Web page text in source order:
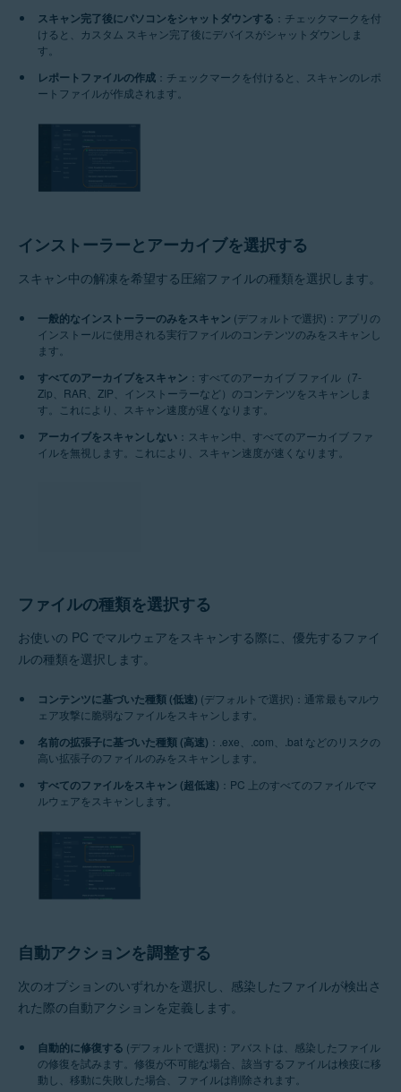
スキャン完了後にパソコンをシャットダウンする ：チェックマークを付
けると、カスタム スキャン完了後にデバイスがシャットダウンしま
す。
レポートファイルの作成 ：チェックマークを付けると、スキャンのレポ
ートファイルが作成されます。
インストーラーとアーカイブを選択する
スキャン中の解凍を希望する圧縮ファイルの種類を選択します。
一般的なインストーラーのみをスキャン (デフォルトで選択)：アプリの
インストールに使用される実行ファイルのコンテンツのみをスキャンし
ます。
すべてのアーカイブをスキャン ：すべてのアーカイブ ファイル（7-
Zip、RAR、ZIP、インストーラーなど）のコンテンツをスキャンしま
す。これにより、スキャン速度が遅くなります。
アーカイブをスキャンしない ：スキャン中、すべてのアーカイブ ファ
イルを無視します。これにより、スキャン速度が速くなります。
ファイルの種類を選択する
お使いの PC でマルウェアをスキャンする際に、優先するファイ
ルの種類を選択します。
コンテンツに基づいた種類 (低速) (デフォルトで選択)：通常最もマルウ
ェア攻撃に脆弱なファイルをスキャンします。
名前の拡張子に基づいた種類 (高速) ：.exe、.com、.bat などのリスクの
高い拡張子のファイルのみをスキャンします。
すべてのファイルをスキャン (超低速) ：PC 上のすべてのファイルでマ
ルウェアをスキャンします。
自動アクションを調整する
次のオプションのいずれかを選択し、感染したファイルが検出さ
れた際の自動アクションを定義します。
自動的に修復する (デフォルトで選択)：アバストは、感染したファイル
の修復を試みます。修復が不可能な場合、該当するファイルは検疫に移
動し、移動に失敗した場合、ファイルは削除されます。